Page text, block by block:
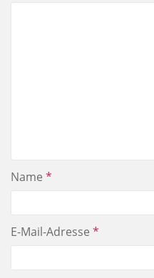
Name *
E-Mail-Adresse *